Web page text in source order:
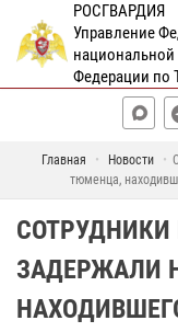
РОСГВАРДИЯ
Управление
национальной
Федерации по
Главная Новости
тюменца,
СОТРУДНИКИ
ЗАДЕРЖАЛИ